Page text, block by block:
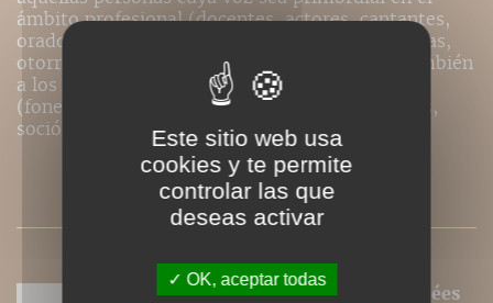
ámbito profesional (docentes, actores, cantantes,
oradores), los terapeutas (ortofonistas, foniatras,
otorrinolaringólogos, psicólogos). Se dirige también
a los investigadores en fenómenos sonoros
(fonetistas, antropólogos, lingüistas, etnólogos,
sociólogos.
PRESSE
Nos ePubs sont des versions adaptées
Este sitio web usa
cookies y te permite
controlar las que
deseas activar
OK, aceptar todas